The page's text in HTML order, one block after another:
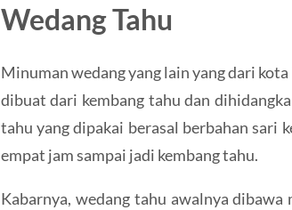
Wedang Tahu
Minuman wedang yang lain yang dari
dibuat dari kembang tahu dan
tahu yang dipakai berasal berbahan sari
empat jam sampai jadi kembang tahu.
Kabarnya, wedang tahu awalnya dibawa